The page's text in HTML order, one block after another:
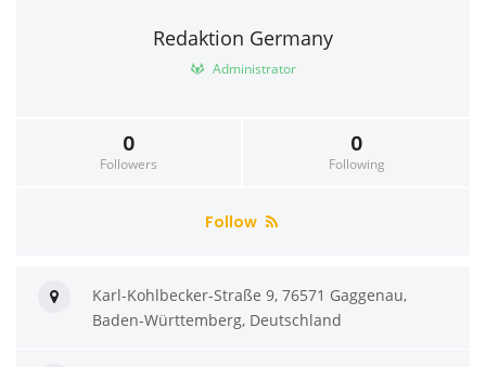
Redaktion Germany
Administrator
0
Followers
0
Following
Follow
Karl-Kohlbecker-Straße 9, 76571 Gaggenau,
Baden-Württemberg, Deutschland